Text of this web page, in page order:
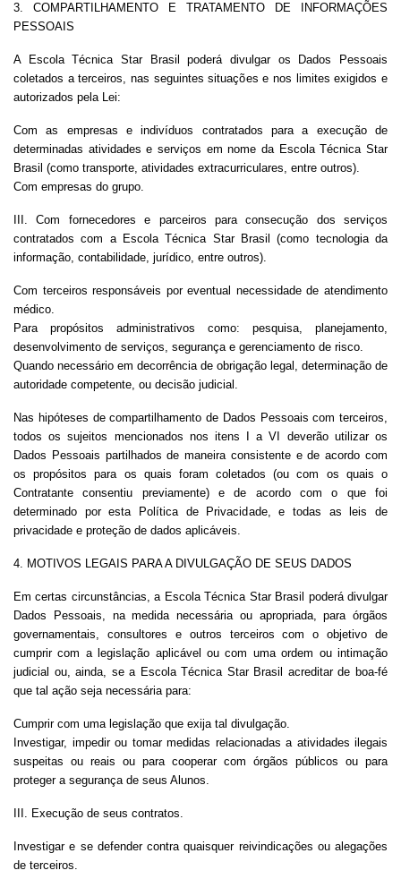
3. COMPARTILHAMENTO E TRATAMENTO DE INFORMAÇÕES
PESSOAIS
A Escola Técnica Star Brasil poderá divulgar os Dados Pessoais
coletados a terceiros, nas seguintes situações e nos limites exigidos e
autorizados pela Lei:
Com as empresas e indivíduos contratados para a execução de
determinadas atividades e serviços em nome da Escola Técnica Star
Brasil (como transporte, atividades extracurriculares, entre outros).
Com empresas do grupo.
III. Com fornecedores e parceiros para consecução dos serviços
contratados com a Escola Técnica Star Brasil (como tecnologia da
informação, contabilidade, jurídico, entre outros).
Com terceiros responsáveis por eventual necessidade de atendimento
médico.
Para propósitos administrativos como: pesquisa, planejamento,
desenvolvimento de serviços, segurança e gerenciamento de risco.
Quando necessário em decorrência de obrigação legal, determinação de
autoridade competente, ou decisão judicial.
Nas hipóteses de compartilhamento de Dados Pessoais com terceiros,
todos os sujeitos mencionados nos itens I a VI deverão utilizar os
Dados Pessoais partilhados de maneira consistente e de acordo com
os propósitos para os quais foram coletados (ou com os quais o
Contratante consentiu previamente) e de acordo com o que foi
determinado por esta Política de Privacidade, e todas as leis de
privacidade e proteção de dados aplicáveis.
4. MOTIVOS LEGAIS PARA A DIVULGAÇÃO DE SEUS DADOS
Em certas circunstâncias, a Escola Técnica Star Brasil poderá divulgar
Dados Pessoais, na medida necessária ou apropriada, para órgãos
governamentais, consultores e outros terceiros com o objetivo de
cumprir com a legislação aplicável ou com uma ordem ou intimação
judicial ou, ainda, se a Escola Técnica Star Brasil acreditar de boa-fé
que tal ação seja necessária para:
Cumprir com uma legislação que exija tal divulgação.
Investigar, impedir ou tomar medidas relacionadas a atividades ilegais
suspeitas ou reais ou para cooperar com órgãos públicos ou para
proteger a segurança de seus Alunos.
III. Execução de seus contratos.
Investigar e se defender contra quaisquer reivindicações ou alegações
de terceiros.